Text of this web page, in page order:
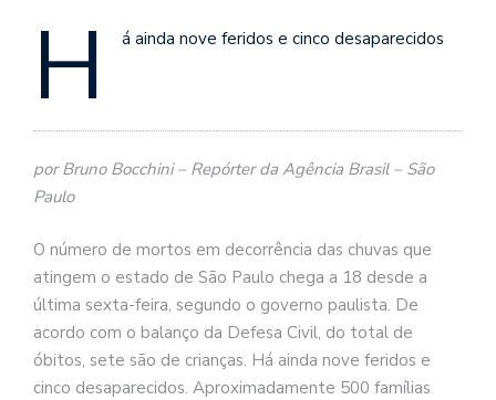
H á ainda nove feridos e cinco desaparecidos
por Bruno Bocchini – Repórter da Agência Brasil – São
Paulo
O número de mortos em decorrência das chuvas que
atingem o estado de São Paulo chega a 18 desde a
última sexta-feira, segundo o governo paulista. De
acordo com o balanço da Defesa Civil, do total de
óbitos, sete são de crianças. Há ainda nove feridos e
cinco desaparecidos. Aproximadamente 500 famílias